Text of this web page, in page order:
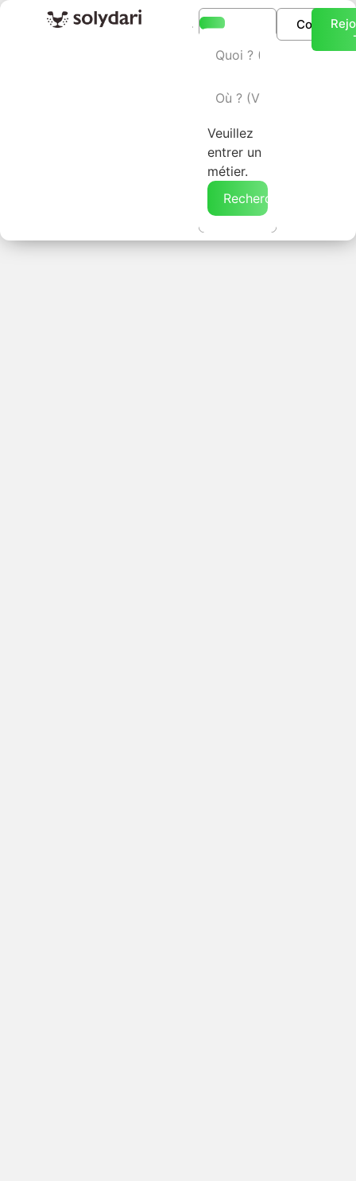
Veuillez
entrer un
métier.
Rechercher →